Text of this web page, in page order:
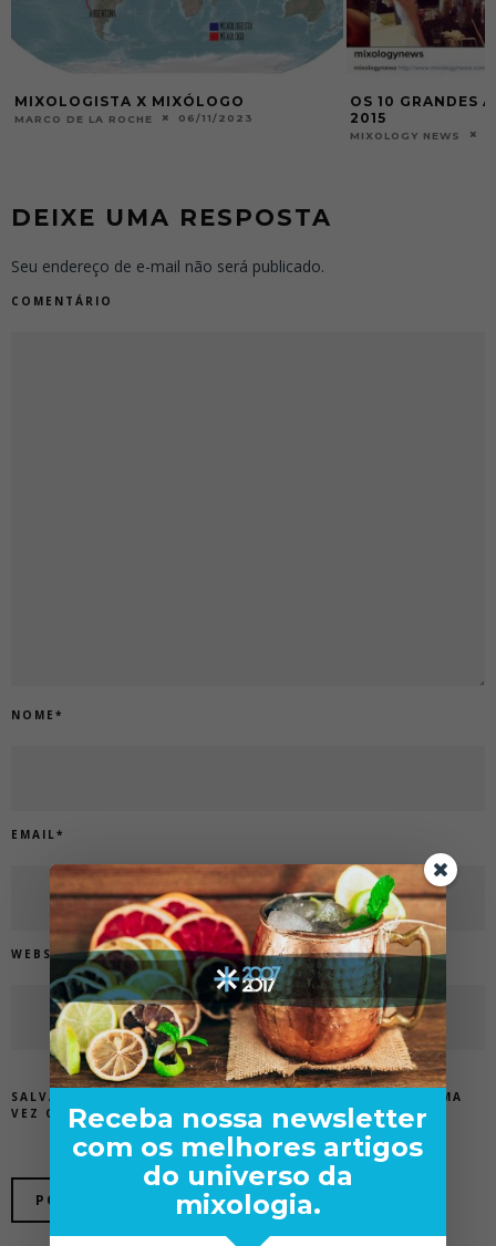
OS 10 GRANDES ACONTECIMENTOS DE
2015
365 DRINQUES
MIXOLOGY NEWS
DEIXE UMA RESPOSTA
Seu endereço de e-mail não será publicado.
COMENTÁRIO
NOME *
EMAIL*
WEBSITE
SALVAR MEUS DADOS NESTE NAVEGADOR PARA A PRÓXIMA
VEZ QUE EU COMENTAR.
Receba nossa newsletter
com os melhores artigos
do universo da
mixologia.